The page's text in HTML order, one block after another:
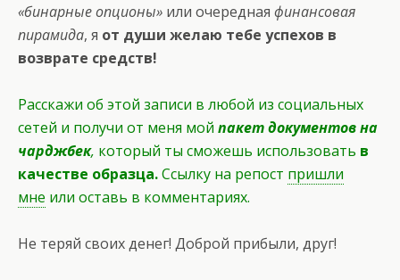
«бинарные опционы» или очередная финансовая
пирамида, я от души желаю тебе успехов в
возврате средств!
Расскажи об этой записи в любой из социальных
сетей и получи от меня мой пакет документов на
чарджбек, который ты сможешь использовать в
качестве образца.Ссылку на репост пришли
мне или оставь в комментариях.
Не теряй своих денег! Доброй прибыли, друг!